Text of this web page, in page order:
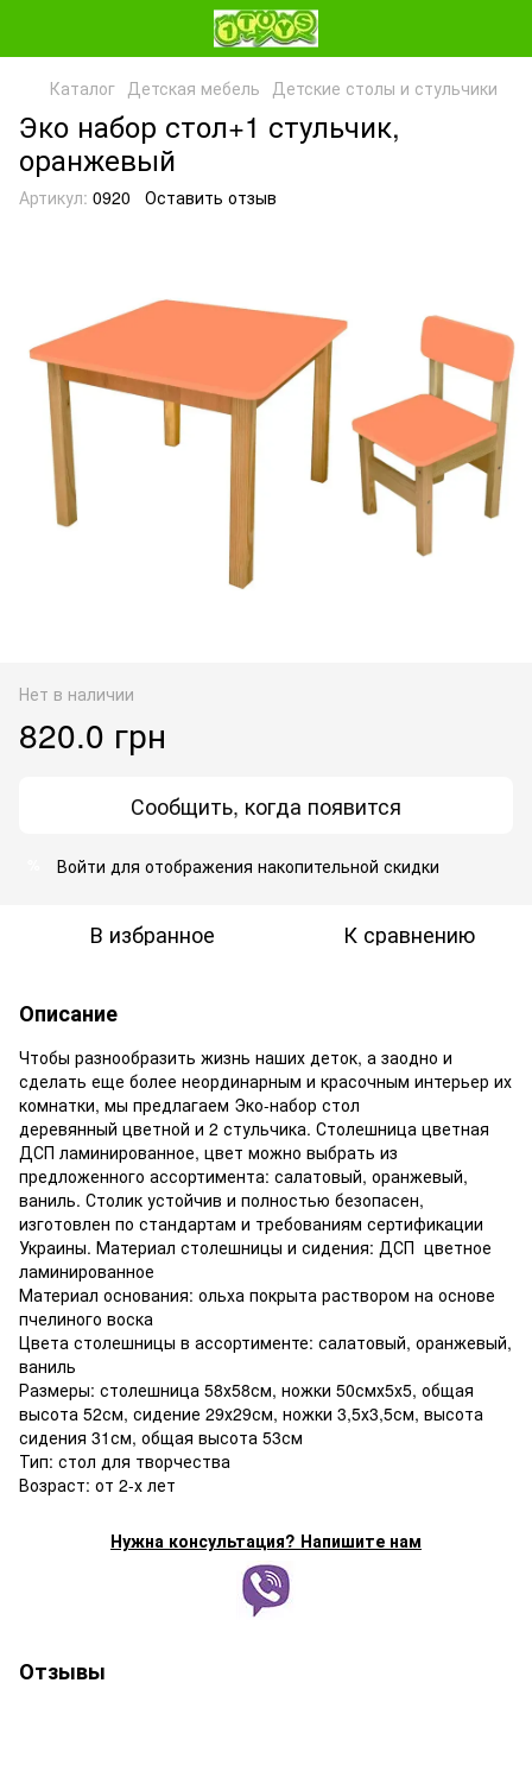
Каталог Детская мебель Детские столы и стульчики
Эко набор стол+1 стульчик,
оранжевый
Артикул: 0920 Оставить отзыв
Нет в наличии
820.0 грн
Сообщить, когда появится
Войти для отображения накопительной скидки
В избранное К сравнению
Описание
Чтобы разнообразить жизнь наших деток, а заодно и
сделать еще более неординарным и красочным интерьер их
комнатки, мы предлагаем Эко-набор стол
деревянный цветной и 2 стульчика. Столешница цветная
ДСП ламинированное, цвет можно выбрать из
предложенного ассортимента: салатовый, оранжевый,
ваниль. Столик устойчив и полностью безопасен,
изготовлен по стандартам и требованиям сертификации
Украины. Материал столешницы и сидения: ДСП цветное
ламинированное
Материал основания: ольха покрыта раствором на основе
пчелиного воска
Цвета столешницы в ассортименте: салатовый, оранжевый,
ваниль
Размеры: столешница 58х58см, ножки 50смх5х5, общая
высота 52см, сидение 29х29см, ножки 3,5х3,5см, высота
сидения 31см, общая высота 53см
Тип: стол для творчества
Возраст: от 2-х лет
Нужна консультация? Напишите нам
Отзывы